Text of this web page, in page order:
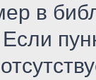
в
Если